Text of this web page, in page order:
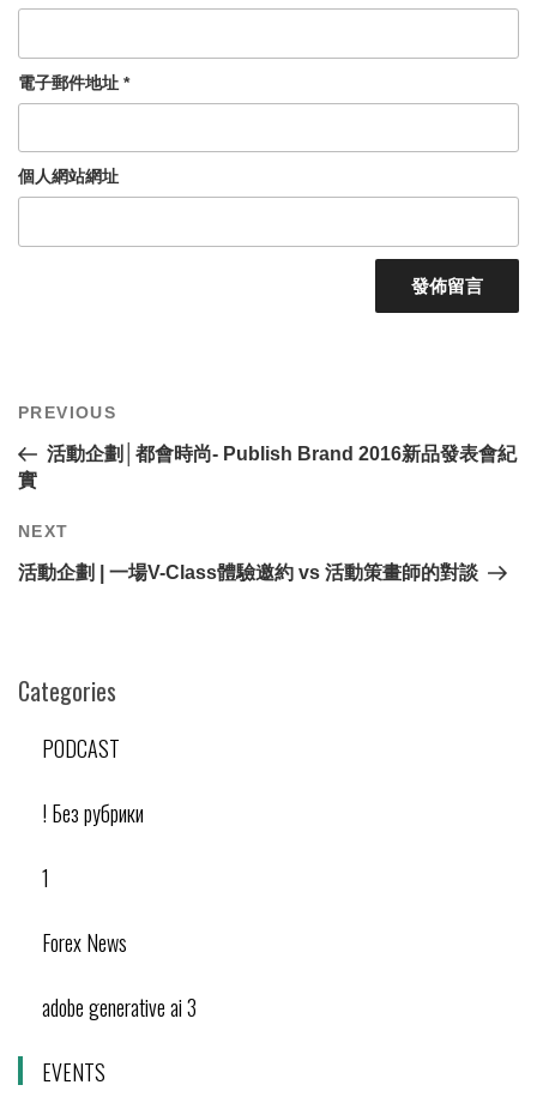
電子郵件地址 *
個人網站網址
章
導
覽
Previous
PREVIOUS
活動企劃│都會時尚- Publish Brand 2016新品發表會紀
實
Next
NEXT
活動企劃 | 一場V-Class體驗邀約 vs 活動策畫師的對談
Categories
PODCAST
! Без рубрики
1
Forex News
adobe generative ai 3
EVENTS